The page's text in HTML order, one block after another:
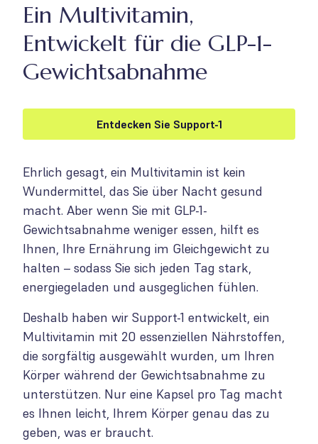
Ein Multivitamin,
Entwickelt für die GLP-1-
Gewichtsabnahme
Ehrlich gesagt, ein Multivitamin ist kein
Wundermittel, das Sie über Nacht gesund
macht. Aber wenn Sie mit GLP-1-
Gewichtsabnahme weniger essen, hilft es
Ihnen, Ihre Ernährung im Gleichgewicht zu
halten – sodass Sie sich jeden Tag stark,
energiegeladen und ausgeglichen fühlen.
Deshalb haben wir Support-1 entwickelt, ein
Multivitamin mit 20 essenziellen Nährstoffen,
die sorgfältig ausgewählt wurden, um Ihren
Körper während der Gewichtsabnahme zu
unterstützen. Nur eine Kapsel pro Tag macht
es Ihnen leicht, Ihrem Körper genau das zu
geben, was er braucht.
Entdecken Sie Support-1